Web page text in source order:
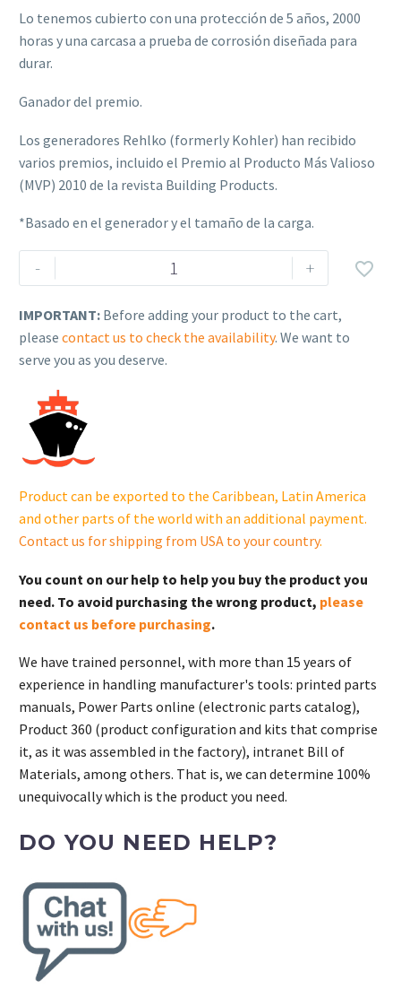
Lo tenemos cubierto con una protección de 5 años, 2000
horas y una carcasa a prueba de corrosión diseñada para
durar.
Ganador del premio.
Los generadores Rehlko (formerly Kohler) han recibido
varios premios, incluido el Premio al Producto Más Valioso
(MVP) 2010 de la revista Building Products.
*Basado en el generador y el tamaño de la carga.
-
Rehlko
(formerly
1-
Phase
Home
Standby
Generator
with
Enclosure
|
14RCA
cantidad
+ 
IMPORTANT: Before adding your product to the cart,
please contact us to check the availability. We want to
serve you as you deserve.
Product can be exported to the Caribbean, Latin America
and other parts of the world with an additional payment.
Contact us for shipping from USA to your country.
You count on our help to help you buy the product you
need. To avoid purchasing the wrong product, please
contact us before purchasing.
We have trained personnel, with more than 15 years of
experience in handling manufacturer's tools: printed parts
manuals, Power Parts online (electronic parts catalog),
Product 360 (product configuration and kits that comprise
it, as it was assembled in the factory), intranet Bill of
Materials, among others. That is, we can determine 100%
unequivocally which is the product you need.
DO YOU NEED HELP?